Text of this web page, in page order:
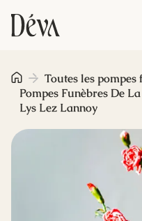
Obsèques
Prévoyance
Monument
Toutes les pompes
Pompes Funèbres De
Lys Lez Lannoy